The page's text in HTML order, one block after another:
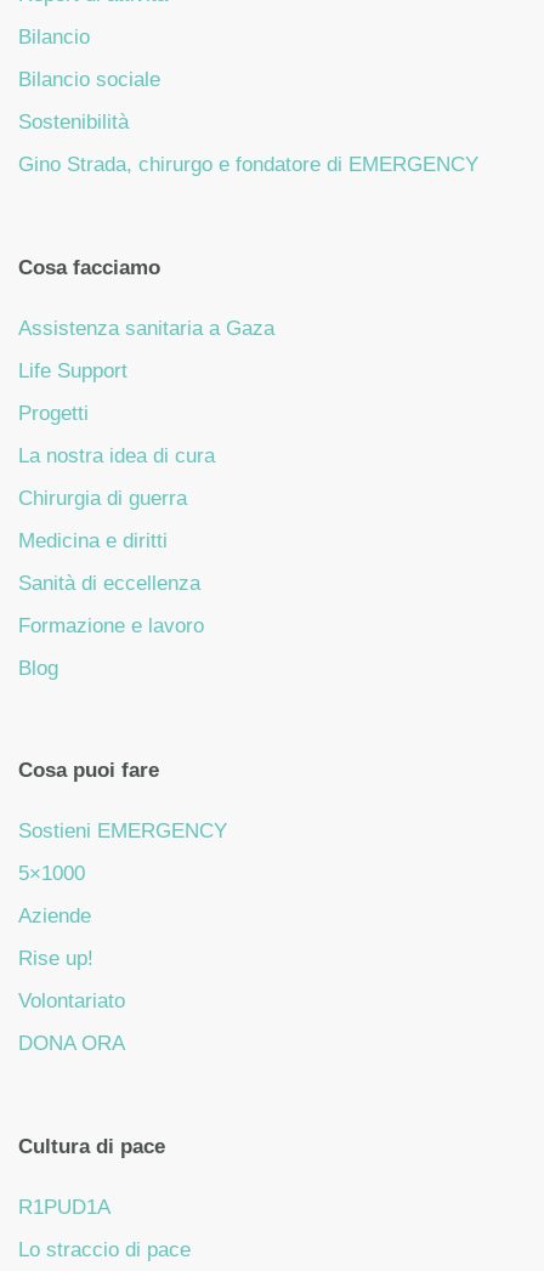
Bilancio
Bilancio sociale
Sostenibilità
Gino Strada, chirurgo e fondatore di EMERGENCY
Cosa facciamo
Assistenza sanitaria a Gaza
Life Support
Progetti
La nostra idea di cura
Chirurgia di guerra
Medicina e diritti
Sanità di eccellenza
Formazione e lavoro
Blog
Cosa puoi fare
Sostieni EMERGENCY
5×1000
Aziende
Rise up!
Volontariato
DONA ORA
Cultura di pace
R1PUD1A
Lo straccio di pace